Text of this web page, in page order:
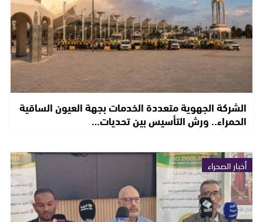
الشركة الجهوية متعددة الخدمات بجهة العيون الساقية
الحمراء.. ورش التأسيس بين تحديات…
أخبار الصحراء